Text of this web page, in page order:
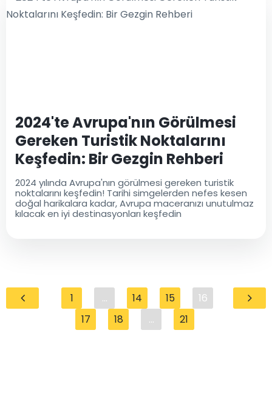
2024'te Avrupa'nın Görülmesi
Gereken Turistik Noktalarını
Keşfedin: Bir Gezgin Rehberi
2024 yılında Avrupa'nın görülmesi gereken turistik
noktalarını keşfedin! Tarihi simgelerden nefes kesen
doğal harikalara kadar, Avrupa maceranızı unutulmaz
kılacak en iyi destinasyonları keşfedin
1 ... 14 15
16
17
18 ... 21